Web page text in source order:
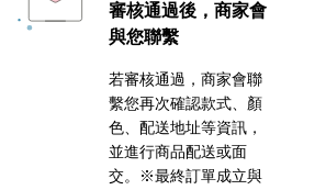
審核通過後，商家會
與您聯繫
若審核通過，商家會聯
繫您再次確認款式、顏
色、配送地址等資訊，
並進行商品配送或面
交。※最終訂單成立與